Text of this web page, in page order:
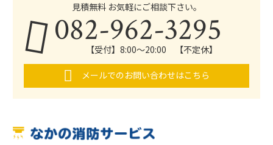
見積無料 お気軽にご相談下さい。
082-962-3295
【受付】8:00～20:00 【不定休】
メールでのお問い合わせはこちら